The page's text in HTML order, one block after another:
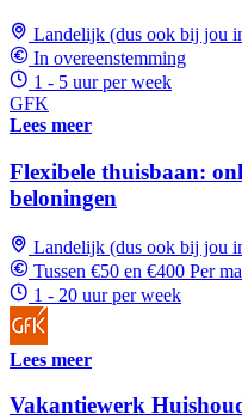
Landelijk (dus ook bij jou
In overeenstemming
1 - 5 uur per week
GFK
Lees meer
Flexibele thuisbaan:
beloningen
Landelijk (dus ook bij jou
Tussen €50 en €400 Per
1 - 20 uur per week
Lees meer
Vakantiewerk